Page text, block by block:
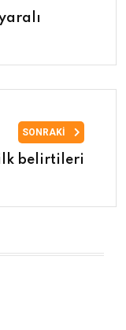
SONRAKI
belirtileri